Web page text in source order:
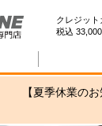
室
クレジッ
税込
【夏季休業の